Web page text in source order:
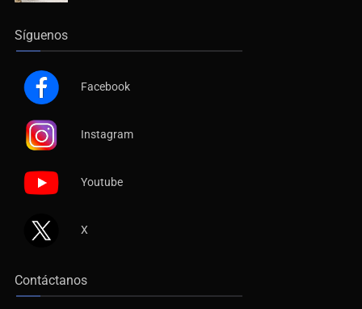
Síguenos
Facebook
Instagram
Youtube
X
Contáctanos